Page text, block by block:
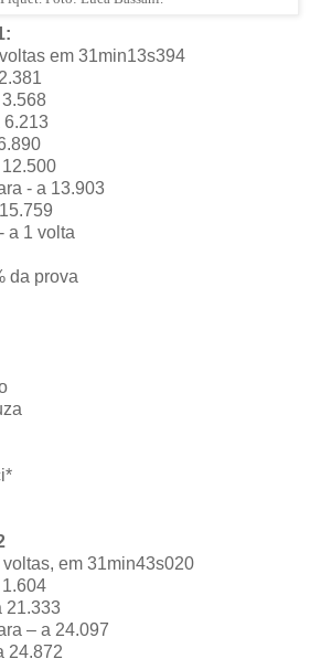
em 31min13s394
6.213
12.500
- a 13.903
a 1 volta
da prova
em 31min43s020
21.333
– a 24.097
24.872